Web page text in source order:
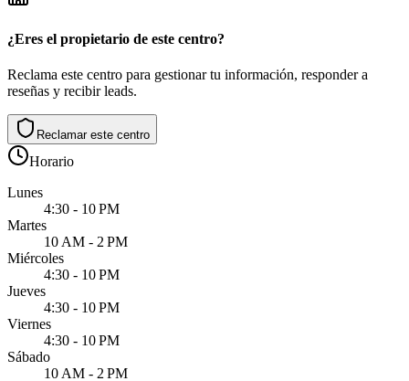
¿Eres el propietario de este centro?
Reclama este centro para gestionar tu información, responder a
reseñas y recibir leads.
Reclamar este centro
Horario
Lunes
4:30 - 10 PM
Martes
10 AM - 2 PM
Miércoles
4:30 - 10 PM
Jueves
4:30 - 10 PM
Viernes
4:30 - 10 PM
Sábado
10 AM - 2 PM